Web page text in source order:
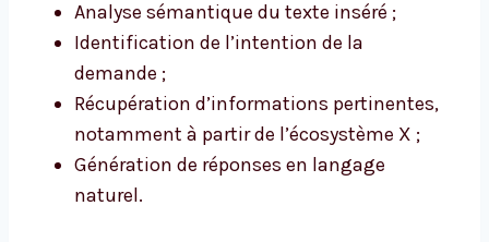
Analyse sémantique du texte inséré ;
Identification de l’intention de la
demande ;
Récupération d’informations pertinentes,
notamment à partir de l’écosystème X ;
Génération de réponses en langage
naturel.